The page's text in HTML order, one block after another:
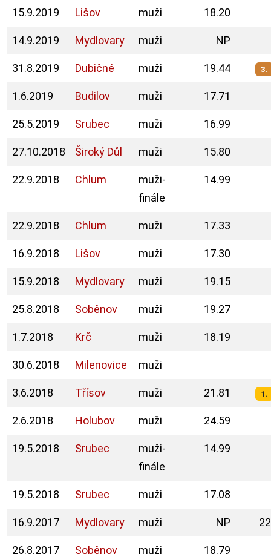
15.9.2019 Lišov muži 18.20
14.9.2019 Mydlovary muži NP
31.8.2019 Dubičné muži 19.44 3.
1.6.2019 Budilov muži 17.71
25.5.2019 Srubec muži 16.99
27.10.2018 Široký Důl muži 15.80
22.9.2018 Chlum
muži-
finále
14.99
22.9.2018 Chlum muži 17.33
16.9.2018 Lišov muži 17.30
15.9.2018 Mydlovary muži 19.15
25.8.2018 Soběnov muži 19.27
1.7.2018 Krč muži 18.19
30.6.2018 Milenovice muži
3.6.2018 Třísov muži 21.81 1.
2.6.2018 Holubov muži 24.59
19.5.2018 Srubec
muži-
finále
14.99
19.5.2018 Srubec muži 17.08
16.9.2017 Mydlovary muži NP
26.8.2017 Soběnov muži 18.79